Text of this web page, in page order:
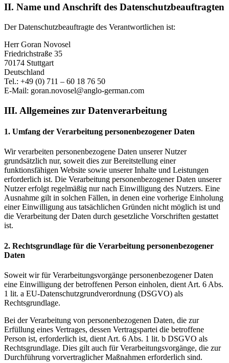
II. Name und Anschrift des Datenschutzbeauftragten
Der Datenschutzbeauftragte des Verantwortlichen ist:
Herr Goran Novosel
Friedrichstraße 35
70174 Stuttgart
Deutschland
Tel.: +49 (0) 711 – 60 18 76 50
E-Mail: goran.novosel@anglo-german.com
III. Allgemeines zur Datenverarbeitung
1. Umfang der Verarbeitung personenbezogener Daten
Wir verarbeiten personenbezogene Daten unserer Nutzer
grundsätzlich nur, soweit dies zur Bereitstellung einer
funktionsfähigen Website sowie unserer Inhalte und Leistungen
erforderlich ist. Die Verarbeitung personenbezogener Daten unserer
Nutzer erfolgt regelmäßig nur nach Einwilligung des Nutzers. Eine
Ausnahme gilt in solchen Fällen, in denen eine vorherige Einholung
einer Einwilligung aus tatsächlichen Gründen nicht möglich ist und
die Verarbeitung der Daten durch gesetzliche Vorschriften gestattet
ist.
2. Rechtsgrundlage für die Verarbeitung personenbezogener
Daten
Soweit wir für Verarbeitungsvorgänge personenbezogener Daten
eine Einwilligung der betroffenen Person einholen, dient Art. 6 Abs.
1 lit. a EU-Datenschutzgrundverordnung (DSGVO) als
Rechtsgrundlage.
Bei der Verarbeitung von personenbezogenen Daten, die zur
Erfüllung eines Vertrages, dessen Vertragspartei die betroffene
Person ist, erforderlich ist, dient Art. 6 Abs. 1 lit. b DSGVO als
Rechtsgrundlage. Dies gilt auch für Verarbeitungsvorgänge, die zur
Durchführung vorvertraglicher Maßnahmen erforderlich sind.